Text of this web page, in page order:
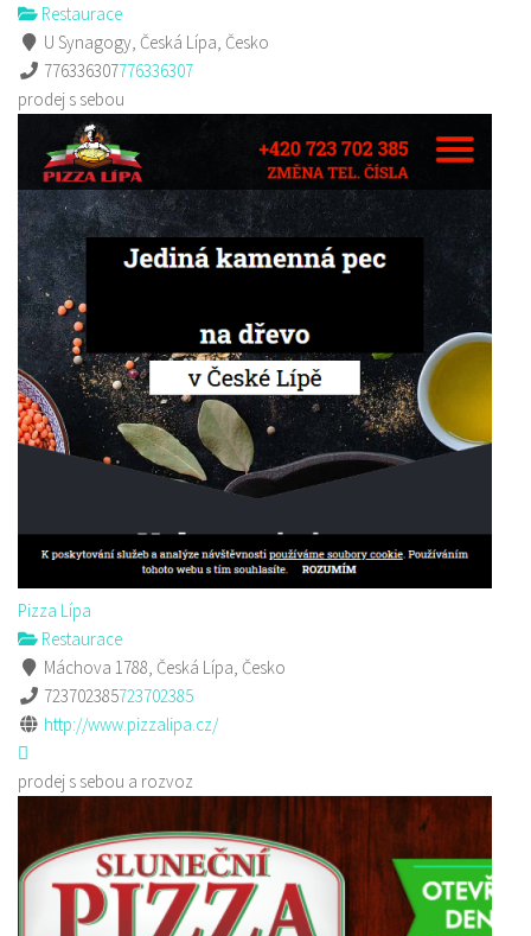
Restaurace
U Synagogy, Česká Lípa, Česko
776336307776336307
prodej s sebou
Pizza Lípa
Restaurace
Máchova 1788, Česká Lípa, Česko
723702385723702385
http://www.pizzalipa.cz/
prodej s sebou a rozvoz